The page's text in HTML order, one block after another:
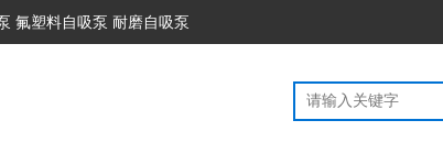
氟塑料自吸泵 耐磨自吸泵